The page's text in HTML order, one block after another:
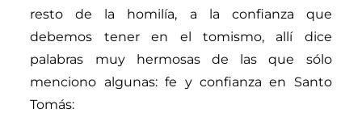
resto de la homilía, a la confianza que
debemos tener en el tomismo, allí dice
palabras muy hermosas de las que sólo
menciono algunas: fe y confianza en Santo
Tomás: